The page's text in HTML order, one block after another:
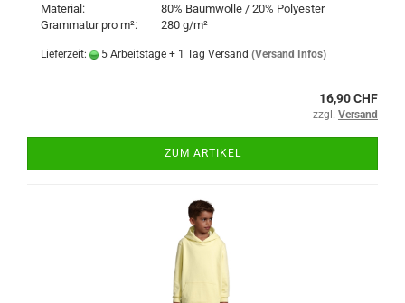
Material:
80% Baumwolle / 20% Polyester
Grammatur pro m²:
280 g/m²
Lieferzeit: 5 Arbeitstage + 1 Tag Versand (Versand Infos)
16,90 CHF
zzgl. Versand
ZUM ARTIKEL